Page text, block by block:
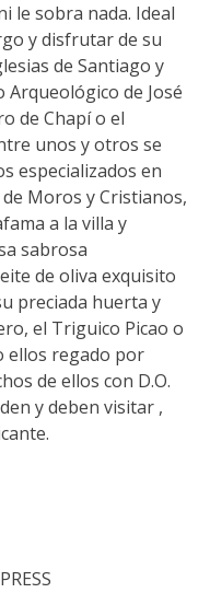
le sobra nada. Ideal
y disfrutar de su
de Santiago y
Arqueológico de José
de Chapí o el
unos y otros se
especializados en
Moros y Cristianos,
a la villa y
sabrosa
de oliva exquisito
preciada huerta y
el Triguico Picao o
ellos regado por
de ellos con D.O.
y deben visitar ,